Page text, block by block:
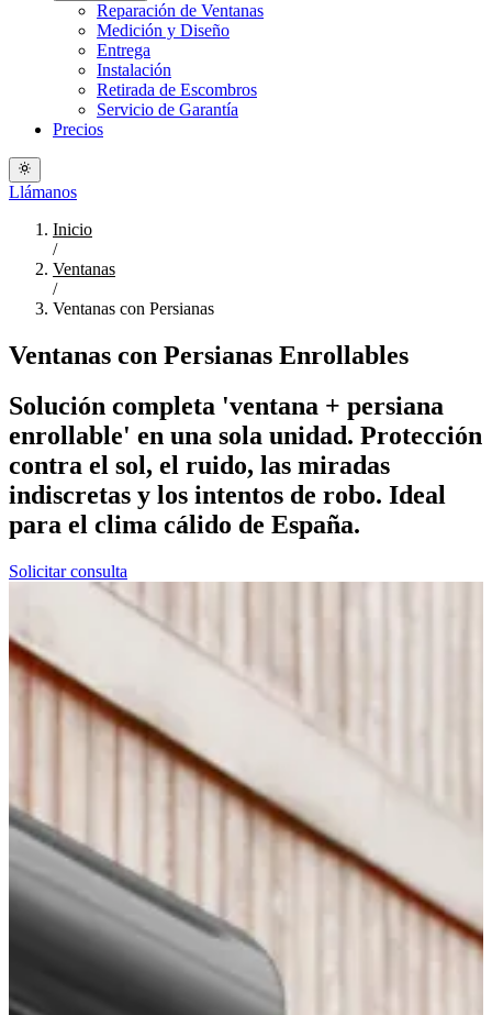
Reparación de Ventanas
Medición y Diseño
Entrega
Instalación
Retirada de Escombros
Servicio de Garantía
Precios
Llámanos
Inicio
/
Ventanas
/
Ventanas con Persianas
Ventanas con Persianas Enrollables
Solución completa 'ventana + persiana
enrollable' en una sola unidad. Protección
contra el sol, el ruido, las miradas
indiscretas y los intentos de robo. Ideal
para el clima cálido de España.
Solicitar consulta